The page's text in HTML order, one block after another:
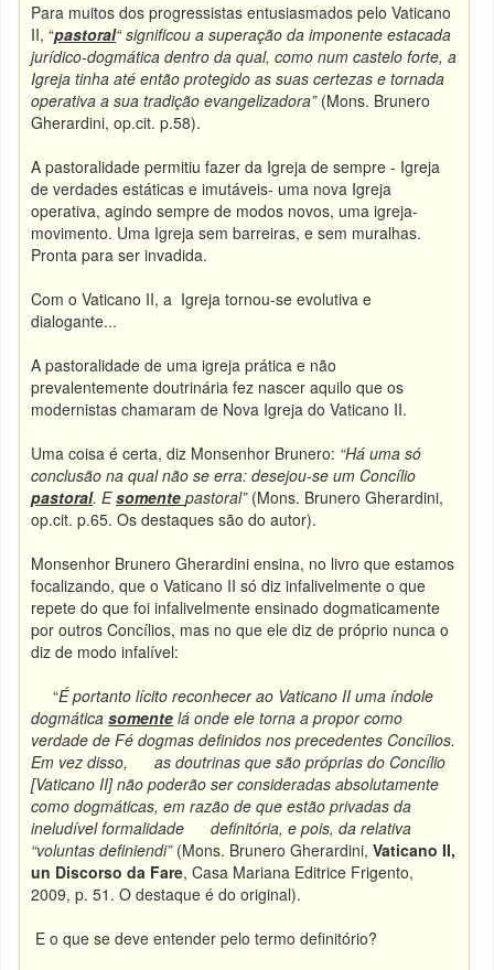
Para muitos dos progressistas entusiasmados pelo Vaticano
II, “pastoral“ significou a superação da imponente estacada
jurídico-dogmática dentro da qual, como num castelo forte, a
Igreja tinha até então protegido as suas certezas e tornada
operativa a sua tradição evangelizadora”(Mons. Brunero
Gherardini, op.cit. p.58).
A pastoralidade permitiu fazer da Igreja de sempre - Igreja
de verdades estáticas e imutáveis- uma nova Igreja
operativa, agindo sempre de modos novos, uma igreja-
movimento. Uma Igreja sem barreiras, e sem muralhas.
Pronta para ser invadida.
Com o Vaticano II, a Igreja tornou-se evolutiva e
dialogante...
A pastoralidade de uma igreja prática e não
prevalentemente doutrinária fez nascer aquilo que os
modernistas chamaram de Nova Igreja do Vaticano II.
Uma coisa é certa, diz Monsenhor Brunero: “Há uma só
conclusão na qual não se erra: desejou-se um Concílio
pastoral. Esomentepastoral”(Mons. Brunero Gherardini,
op.cit. p.65. Os destaques são do autor).
Monsenhor Brunero Gherardini ensina, no livro que estamos
focalizando, que o Vaticano II só diz infalivelmente o que
repete do que foi infalivelmente ensinado dogmaticamente
por outros Concílios, mas no que ele diz de próprio nunca o
diz de modo infalível:
“É portanto lícito reconhecer ao Vaticano II uma índole
dogmáticasomente lá onde ele torna a propor como
verdade de Fé dogmas definidos nos precedentes Concílios.
Em vez disso, as doutrinas que são próprias do Concílio
[Vaticano II] não poderão ser consideradas absolutamente
como dogmáticas, em razão de que estão privadas da
ineludível formalidade definitória, e pois, da relativa
“voluntas definiendi” (Mons. Brunero Gherardini, Vaticano II,
un Discorso da Fare, Casa Mariana Editrice Frigento,
2009, p. 51. O destaque é do original).
E o que se deve entender pelo termo definitório?